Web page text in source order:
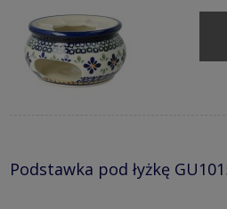
Podstawka pod łyżkę